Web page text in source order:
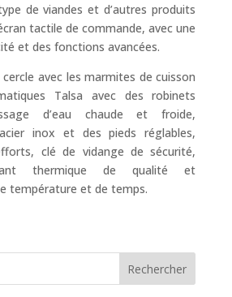
de viandes et d’autres produits
tactile de commande, avec une
et des fonctions avancées.
avec les marmites de cuisson
Talsa avec des robinets
d’eau chaude et froide,
inox et des pieds réglables,
clé de vidange de sécurité,
thermique de qualité et
température et de temps.